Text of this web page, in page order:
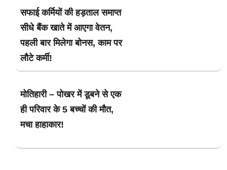
सफाई कर्मियों की हड़ताल समाप्त
सीधे बैंक खाते में आएगा वेतन,
पहली बार मिलेगा बोनस, काम पर
लौटे कर्मी!
मोतिहारी – पोखर में डूबने से एक
ही परिवार के 5 बच्चों की मौत,
मचा हाहाकार!